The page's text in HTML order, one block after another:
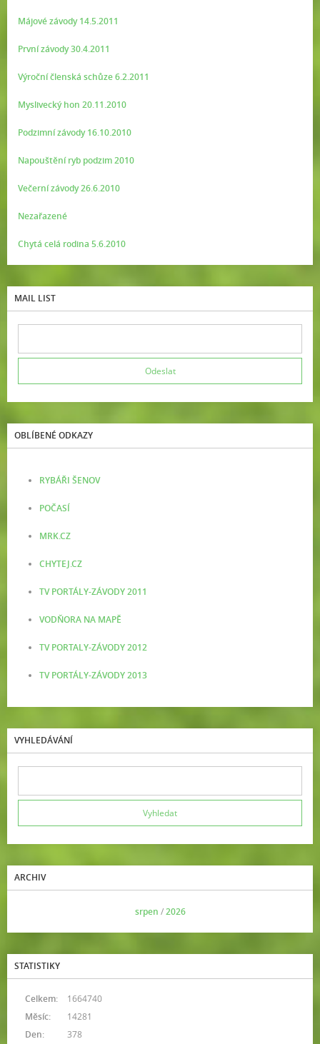
Májové závody 14.5.2011
První závody 30.4.2011
Výroční členská schůze 6.2.2011
Myslivecký hon 20.11.2010
Podzimní závody 16.10.2010
Napouštění ryb podzim 2010
Večerní závody 26.6.2010
Nezařazené
Chytá celá rodina 5.6.2010
MAIL LIST
OBLÍBENÉ ODKAZY
RYBÁŘI ŠENOV
POČASÍ
MRK.CZ
CHYTEJ.CZ
TV PORTÁLY-ZÁVODY 2011
VODŇORA NA MAPĚ
TV PORTALY-ZÁVODY 2012
TV PORTÁLY-ZÁVODY 2013
VYHLEDÁVÁNÍ
ARCHIV
srpen /2026
STATISTIKY
Celkem:
1664740
Měsíc:
14281
Den:
378